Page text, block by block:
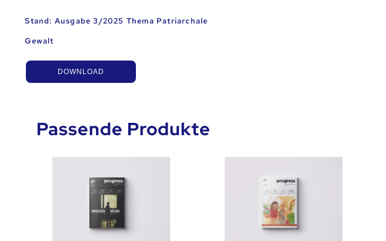
Stand: Ausgabe 3/2025 Thema Patriarchale
Gewalt
DOWNLOAD
Passende Produkte